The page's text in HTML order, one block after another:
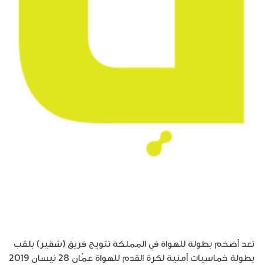
تعد أضخم بطولة للهواة في المملكة تتويج فريق (شقير) بلقب
بطولة خماسيات أمنية لكرة القدم للهواة عمّان 28 نيسان 2019